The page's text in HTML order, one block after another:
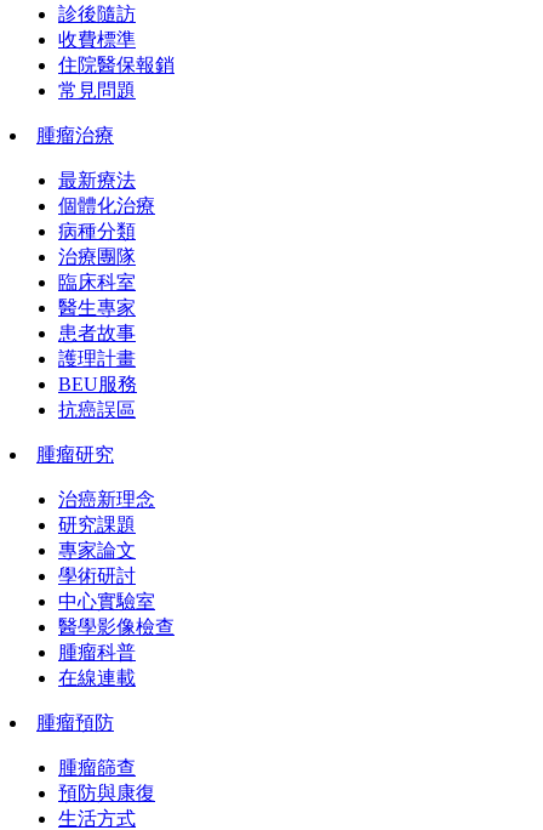
診後隨訪
收費標準
住院醫保報銷
常見問題
腫瘤治療
最新療法
個體化治療
病種分類
治療團隊
臨床科室
醫生專家
患者故事
護理計畫
BEU服務
抗癌誤區
腫瘤研究
治癌新理念
研究課題
專家論文
學術研討
中心實驗室
醫學影像檢查
腫瘤科普
在線連載
腫瘤預防
腫瘤篩查
預防與康復
生活方式